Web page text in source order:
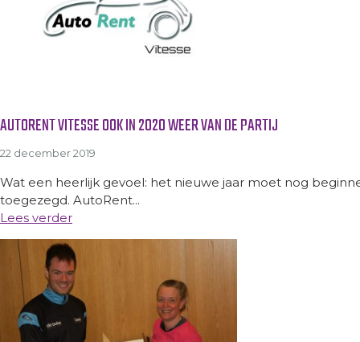
AUTORENT VITESSE OOK IN 2020 WEER VAN DE PARTIJ
22 december 2019
Wat een heerlijk gevoel: het nieuwe jaar moet nog
toegezegd. AutoRent...
Lees verder